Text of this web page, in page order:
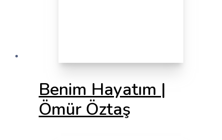
Benim Hayatım |
Ömür Öztaş